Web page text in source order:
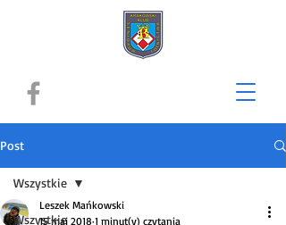
Post
Wszystkie
Wszystkie
Leszek Mańkowski
15 maj 2018 1 minut(y) czytania